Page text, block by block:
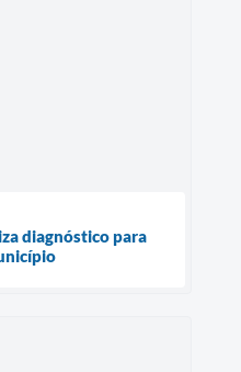
diagnóstico para